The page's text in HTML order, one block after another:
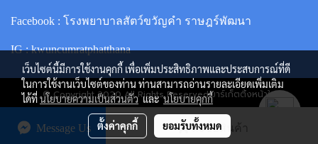
สั่งซื้อสินค้า
Message Us
Facebook : โรงพยาบาลสัตว์ขวัญคำ ราษฎร์พัฒนา
IG : kwuncumratphatthana
© Copyright 2020 All Rights Reserved.มาร์เก็ตติ้งหน้าใส
ผู้เข้าชมวันนี้ 792
เว็บไซต์นี้มีการใช้งานคุกกี้ เพื่อเพิ่มประสิทธิภาพและประสบการณ์ที่ดี
ในการใช้งานเว็บไซต์ของท่าน ท่านสามารถอ่านรายละเอียดเพิ่มเติม
ได้ที่นโยบายความเป็นส่วนตัวและนโยบายคุกกี้
ตั้งค่าคุกกี้ ยอมรับทั้งหมด